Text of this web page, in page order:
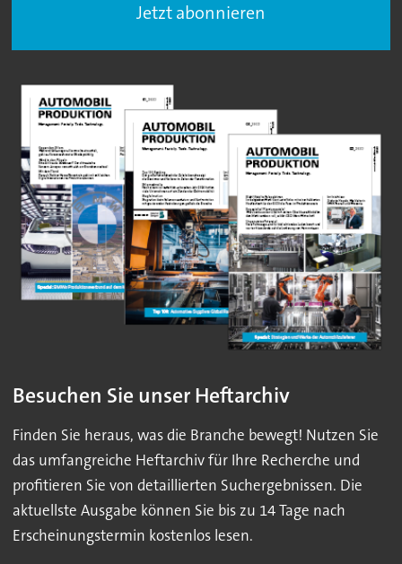
Jetzt abonnieren
Besuchen Sie unser Heftarchiv
Finden Sie heraus, was die Branche bewegt! Nutzen Sie
das umfangreiche Heftarchiv für Ihre Recherche und
profitieren Sie von detaillierten Suchergebnissen. Die
aktuellste Ausgabe können Sie bis zu 14 Tage nach
Erscheinungstermin kostenlos lesen.